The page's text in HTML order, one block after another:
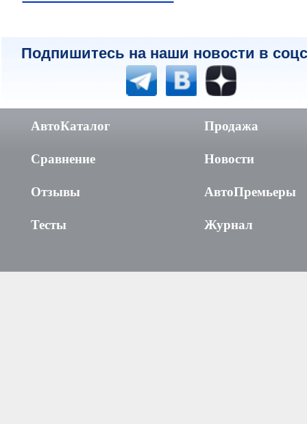
Подпишитесь на наши новости в
АвтоКаталог
Сравнение
Отзывы
Тесты
Продажа
Новости
АвтоПремьеры
Журнал